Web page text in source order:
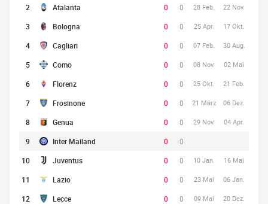
2 Atalanta 0 0 28 Feb. 22 Nov.
3 Bologna 0 0 25 Apr. 17 Okt.
4 Cagliari 0 0 07 Feb. 30 Aug.
5 Como 0 0 08 Nov. 02 Mai
6 Florenz 0 0 25 Okt. 21 Feb.
7 Frosinone 0 0 21 März 06 Dez.
8 Genua 0 0 29 Nov. 04 Apr.
9 Inter Mailand 0
0
10
Juventus 0 0 10 Jan. 16 Mai
11 Lazio 0 0 23 Mai 06 Jan.
12 Lecce 0 0 09 Mai 20 Dez.